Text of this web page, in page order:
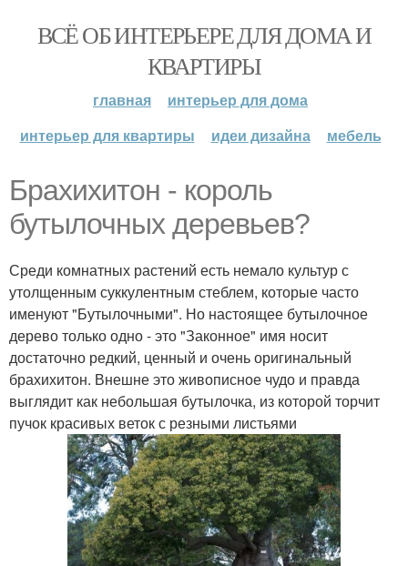
ВСЁ ОБ ИНТЕРЬЕРЕ ДЛЯ ДОМА И
КВАРТИРЫ
главная
интерьер для дома
интерьер для квартиры
идеи дизайна мебель
Брахихитон - король
бутылочных деревьев?
Среди комнатных растений есть немало культур с
утолщенным суккулентным стеблем, которые часто
именуют "Бутылочными". Но настоящее бутылочное
дерево только одно - это "Законное" имя носит
достаточно редкий, ценный и очень оригинальный
брахихитон. Внешне это живописное чудо и правда
выглядит как небольшая бутылочка, из которой торчит
пучок красивых веток с резными листьями